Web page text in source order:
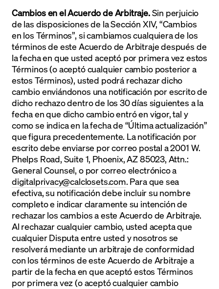
Cambios en el Acuerdo de Arbitraje.Sin perjuicio
de las disposiciones de la Sección XIV, “Cambios
en los Términos”, si cambiamos cualquiera de los
términos de este Acuerdo de Arbitraje después de
la fecha en que usted aceptó por primera vez estos
Términos (o aceptó cualquier cambio posterior a
estos Términos), usted podrá rechazar dicho
cambio enviándonos una notificación por escrito de
dicho rechazo dentro de los 30 días siguientes a la
fecha en que dicho cambio entró en vigor, tal y
como se indica en la fecha de “Última actualización”
que figura precedentemente. La notificación por
escrito debe enviarse por correo postal a 2001 W.
Phelps Road, Suite 1, Phoenix, AZ 85023, Attn.:
General Counsel, o por correo electrónico a
digitalprivacy@calclosets.com. Para que sea
efectiva, su notificación debe incluir su nombre
completo e indicar claramente su intención de
rechazar los cambios a este Acuerdo de Arbitraje.
Al rechazar cualquier cambio, usted acepta que
cualquier Disputa entre usted y nosotros se
resolverá mediante un arbitraje de conformidad
con los términos de este Acuerdo de Arbitraje a
partir de la fecha en que aceptó estos Términos
por primera vez (o aceptó cualquier cambio